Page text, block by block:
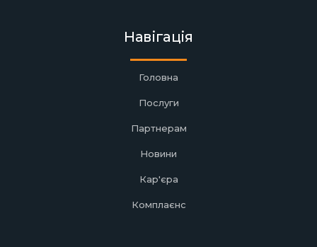
Навігація
Головна
Послуги
Партнерам
Новини
Кар'єра
Комплаєнс